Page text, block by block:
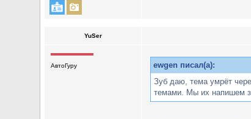
YuSer
АвтоГуру
ewgen писал(а):
Зуб даю, тема умрёт
темами. Мы их напишем